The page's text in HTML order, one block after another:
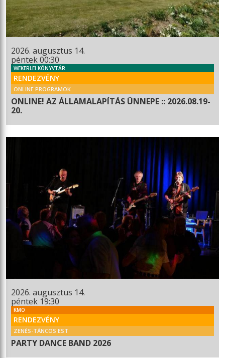
2026. augusztus 14.
péntek 00:30
WEKERLEI KÖNYVTÁR
RENDEZVÉNY
ONLINE PROGRAMOK
ONLINE! AZ ÁLLAMALAPÍTÁS ÜNNEPE :: 2026.08.19-
20.
2026. augusztus 14.
péntek 19:30
KMO
RENDEZVÉNY
ZENÉS-TÁNCOS EST
PARTY DANCE BAND 2026